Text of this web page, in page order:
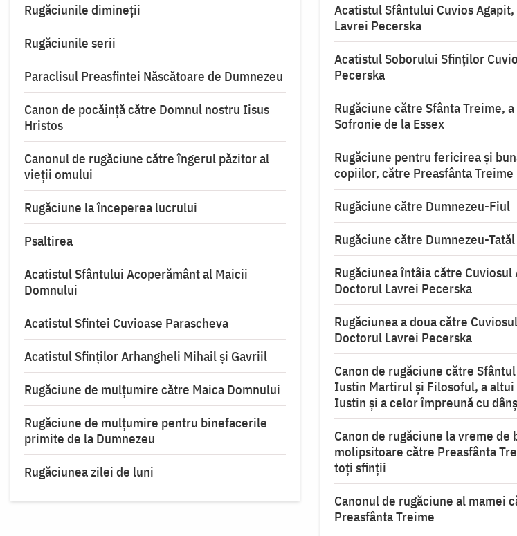
Rugăciunile dimineții
Rugăciunile serii
Paraclisul Preasfintei Născătoare de Dumnezeu
Canon de pocăință către Domnul nostru Iisus
Hristos
Canonul de rugăciune către îngerul păzitor al
vieții omului
Rugăciune la începerea lucrului
Psaltirea
Acatistul Sfântului Acoperământ al Maicii
Domnului
Acatistul Sfintei Cuvioase Parascheva
Acatistul Sfinților Arhangheli Mihail și Gavriil
Rugăciune de mulţumire către Maica Domnului
Rugăciune de mulțumire pentru binefacerile
primite de la Dumnezeu
Rugăciunea zilei de luni
Acatistul Sfântului Cuvios
Lavrei Pecerska
Acatistul Soborului Sfinților
Pecerska
Rugăciune către Sfânta Treime,
Sofronie de la Essex
Rugăciune pentru fericirea şi
copiilor, către Preasfânta Treime
Rugăciune către Dumnezeu-Fiul
Rugăciune către Dumnezeu-Tatăl
Rugăciunea întâia către Cuviosul
Doctorul Lavrei Pecerska
Rugăciunea a doua către
Doctorul Lavrei Pecerska
Canon de rugăciune către
Iustin Martirul şi Filosoful, a
Iustin şi a celor împreună cu
Canon de rugăciune la vreme de
molipsitoare către Preasfânta
toți sfinții
Canonul de rugăciune al mamei
Preasfânta Treime